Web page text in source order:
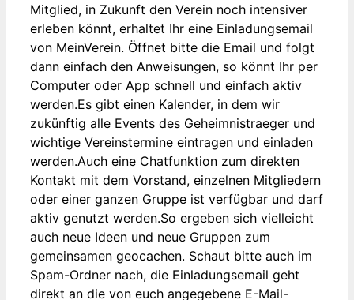
Mitglied, in Zukunft den Verein noch intensiver
erleben könnt, erhaltet Ihr eine Einladungsemail
von MeinVerein. Öffnet bitte die Email und folgt
dann einfach den Anweisungen, so könnt Ihr per
Computer oder App schnell und einfach aktiv
werden.Es gibt einen Kalender, in dem wir
zukünftig alle Events des Geheimnistraeger und
wichtige Vereinstermine eintragen und einladen
werden.Auch eine Chatfunktion zum direkten
Kontakt mit dem Vorstand, einzelnen Mitgliedern
oder einer ganzen Gruppe ist verfügbar und darf
aktiv genutzt werden.So ergeben sich vielleicht
auch neue Ideen und neue Gruppen zum
gemeinsamen geocachen. Schaut bitte auch im
Spam-Ordner nach, die Einladungsemail geht
direkt an die von euch angegebene E-Mail-